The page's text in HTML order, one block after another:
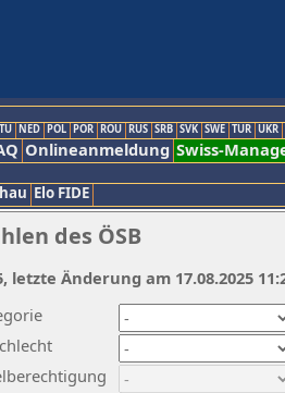
NED POL POR ROU RUS SRB SVK SWE TUR UKR
Onlineanmeldung Swiss-
Elo FIDE
des ÖSB
letzte Änderung am 17.08.2025